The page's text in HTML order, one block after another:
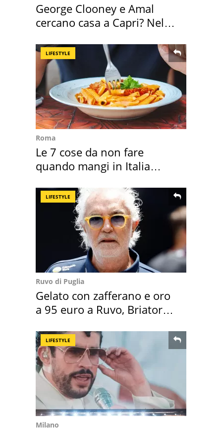
George Clooney e Amal
cercano casa a Capri? Nel
LIFESTYLE
Roma
Le 7 cose da non fare
quando mangi in Italia
LIFESTYLE
Ruvo di Puglia
Gelato con zafferano e oro
a 95 euro a Ruvo, Briatore
LIFESTYLE
Milano